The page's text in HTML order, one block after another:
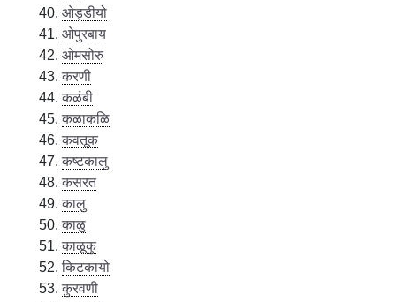
ओड्डीयो
ओपुरबाय
ओमसोरु
करणी
कळंबी
कळाकळि
कवतूक
कष्टकालु
कसरत
कालु
काळु
काळूकु
किटकायो
कुरवणी